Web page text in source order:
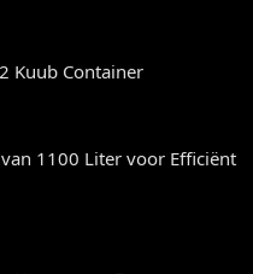
Kuub Container
1100 Liter voor Efficiënt